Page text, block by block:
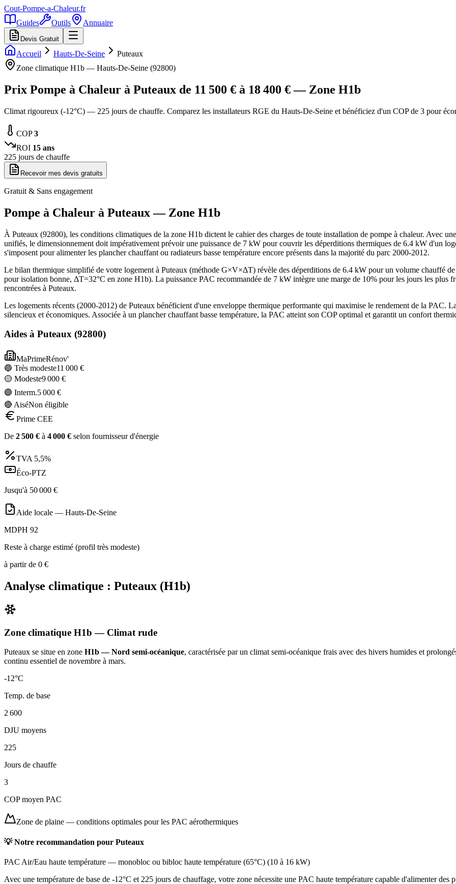
Cout-Pompe-a-Chaleur.fr
Guides
Outils Annuaire
Devis Gratuit
Accueil Hauts-De-Seine
Puteaux
Zone climatique H1b — Hauts-De-Seine (92800)
Prix Pompe à Chaleur à Puteaux de 11 500 € à 18 400 € — Zone H1b
Climat rigoureux (-12°C) — 225 jours de chauffe. Comparez les installateurs RGE du Hauts-De-Seine et bénéficiez d'un COP de 3 pour
COP3
ROI 15 ans
225 jours de chauffe
Recevoir mes devis gratuits
Gratuit & Sans engagement
Pompe à Chaleur à Puteaux— Zone H1b
À Puteaux (92800), les conditions climatiques de la zone H1b dictent le cahier des charges de toute installation de pompe à chaleur. Avec
unifiés, le dimensionnement doit impérativement prévoir une puissance de 7 kW pour couvrir les déperditions thermiques de 6.4 kW d'un
s'imposent pour alimenter les plancher chauffant ou radiateurs basse température encore présents dans la majorité du parc 2000-2012.
Le bilan thermique simplifié de votre logement à Puteaux (méthode G×V×ΔT) révèle des déperditions de 6.4 kW pour un volume chauffé
pour isolation bonne, ΔT=32°C en zone H1b). La puissance PAC recommandée de 7 kW intègre une marge de 10% pour les jours les plus
rencontrées à Puteaux.
Les logements récents (2000-2012) de Puteaux bénéficient d'une enveloppe thermique performante qui maximise le rendement de la PAC.
silencieux et économiques. Associée à un plancher chauffant basse température, la PAC atteint son COP optimal et garantit un confort
Aides à Puteaux (92800)
MaPrimeRénov'
🔵 Très modeste11 000 €
🟡 Modeste9 000 €
🟣 Interm.5 000 €
🔴 AiséNon éligible
Prime CEE
De 2 500 € à 4 000 € selon fournisseur d'énergie
TVA 5,5%
Éco-PTZ
Jusqu'à 50 000 €
Aide locale — Hauts-De-Seine
MDPH 92
Reste à charge estimé (profil très modeste)
à partir de 0 €
Analyse climatique : Puteaux (H1b)
Zone climatique H1b — Climat rude
Puteaux se situe en zone H1b — Nord semi-océanique, caractérisée par un climat semi-océanique frais avec des hivers humides et
continu essentiel de novembre à mars.
-12°C
Temp. de base
2 600
DJU moyens
225
Jours de chauffe
3
COP moyen PAC
Zone de plaine — conditions optimales pour les PAC aérothermiques
💡 Notre recommandation pour Puteaux
PAC Air/Eau haute température — monobloc ou bibloc haute température (65°C) (10 à 16 kW)
Avec une température de base de -12°C et 225 jours de chauffage, votre zone nécessite une PAC haute température capable d'alimenter des